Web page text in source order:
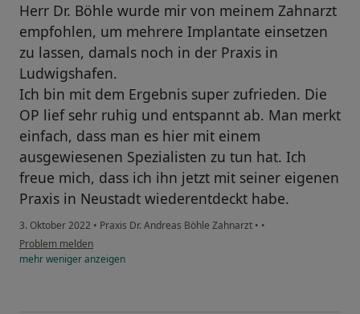
Herr Dr. Böhle wurde mir von meinem Zahnarzt
empfohlen, um mehrere Implantate einsetzen
zu lassen, damals noch in der Praxis in
Ludwigshafen.
Ich bin mit dem Ergebnis super zufrieden. Die
OP lief sehr ruhig und entspannt ab. Man merkt
einfach, dass man es hier mit einem
ausgewiesenen Spezialisten zu tun hat. Ich
freue mich, dass ich ihn jetzt mit seiner eigenen
Praxis in Neustadt wiederentdeckt habe.
3. Oktober 2022 • Praxis Dr. Andreas Böhle Zahnarzt • •
Problem melden
mehrwenigeranzeigen